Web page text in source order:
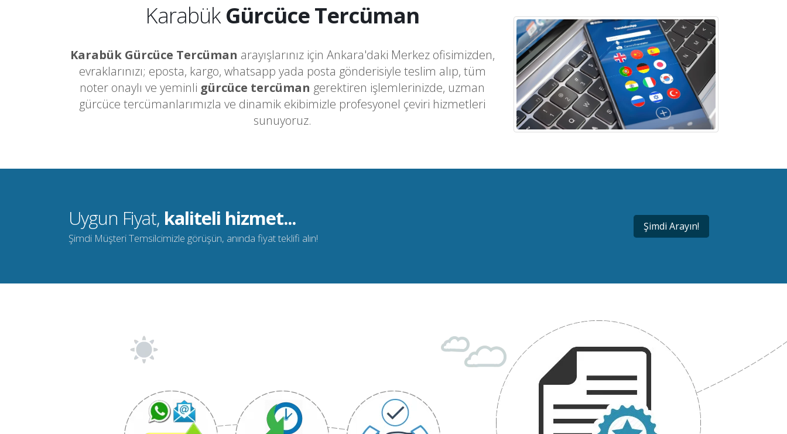
KarabükGürcüce Tercüman
Karabük Gürcüce Tercüman arayışlarınız için Ankara'daki Merkez ofisimizden,
evraklarınızı; eposta, kargo, whatsapp yada posta gönderisiyle teslim alıp, tüm
noter onaylı ve yeminli gürcüce tercüman gerektiren işlemlerinizde, uzman
gürcüce tercümanlarımızla ve dinamik ekibimizle profesyonel çeviri hizmetleri
sunuyoruz.
Uygun Fiyat, kaliteli hizmet...
Şimdi Müşteri Temsilcimizle görüşün, anında fiyat teklifi alın!
Şimdi Arayın!